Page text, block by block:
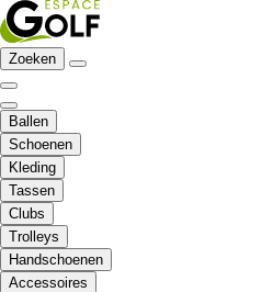
Zoeken
Ballen
Schoenen
Kleding
Tassen
Clubs
Trolleys
Handschoenen
Accessoires